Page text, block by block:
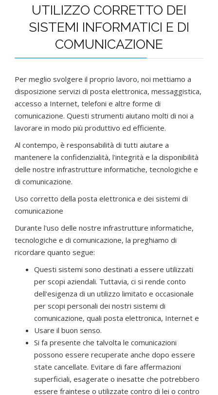
UTILIZZO CORRETTO DEI
SISTEMI INFORMATICI E DI
COMUNICAZIONE
Per meglio svolgere il proprio lavoro, noi mettiamo a
disposizione servizi di posta elettronica, messaggistica,
accesso a Internet, telefoni e altre forme di
comunicazione. Questi strumenti aiutano molti di noi a
lavorare in modo più produttivo ed efficiente.
Al contempo, è responsabilità di tutti aiutare a
mantenere la confidenzialità, l'integrità e la disponibilità
delle nostre infrastrutture informatiche, tecnologiche e
di comunicazione.
Uso corretto della posta elettronica e dei sistemi di
comunicazione
Durante l'uso delle nostre infrastrutture informatiche,
tecnologiche e di comunicazione, la preghiamo di
ricordare quanto segue:
Questi sistemi sono destinati a essere utilizzati
per scopi aziendali. Tuttavia, ci si rende conto
dell'esigenza di un utilizzo limitato e occasionale
per scopi personali dei nostri sistemi di
comunicazione, quali posta elettronica, Internet e
Usare il buon senso.
Si fa presente che talvolta le comunicazioni
possono essere recuperate anche dopo essere
state cancellate. Evitare di fare affermazioni
superficiali, esagerate o inesatte che potrebbero
essere fraintese o utilizzate contro di lei o contro